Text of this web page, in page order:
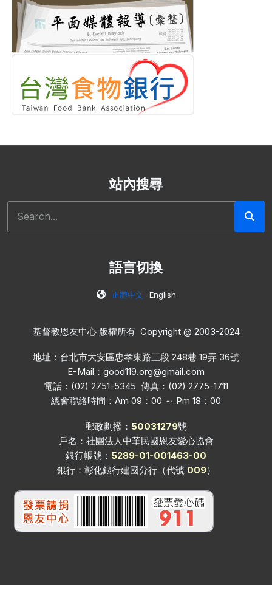
站內搜尋
語言切換
正體中文 English
基督教恩友中心 版權所有 Copyright @ 2003-2024
地址：台北市大安區忠孝東路三段 248巷 19弄 36號
E-Mail： good119.org@gmail.com
電話：(02) 2751-5345 傳真：(02) 2775-1711
總會聯絡時間：Am 09：00 ～ Pm 18：00
郵政劃撥： 50031279號
戶名：社團法人中華民國恩友愛心協會
銀行帳號： 5289-01-001463-00
銀行：彰化銀行建國分行（代號 009）